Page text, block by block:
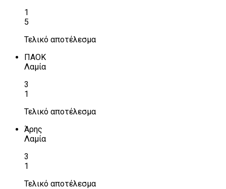
1
5
Τελικό αποτέλεσμα
ΠΑΟΚ
Λαμία
3
1
Τελικό αποτέλεσμα
Άρης
Λαμία
3
1
Τελικό αποτέλεσμα